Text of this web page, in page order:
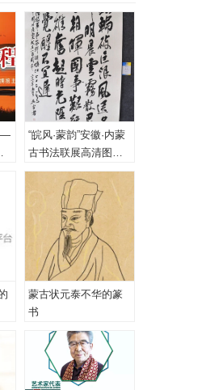
“皖风·蒙韵”安徽·内蒙
古书法联展高清图
（一、特邀作品）
蒙古状元泰不华的篆
书